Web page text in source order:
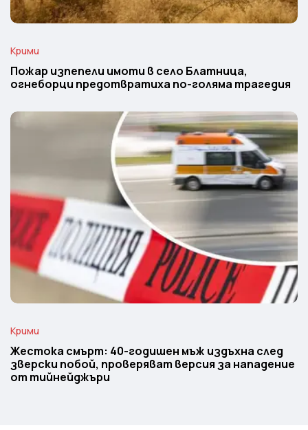
Крими
Пожар изпепели имоти в село Блатница,
огнеборци предотвратиха по-голяма трагедия
Крими
Жестока смърт: 40-годишен мъж издъхна след
зверски побой, проверяват версия за нападение
от тийнейджъри